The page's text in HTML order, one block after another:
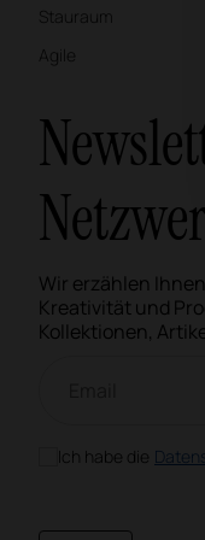
Stauraum
Agile
Wir erzählen
Kreativität und
Kollektionen,
Ich habe die